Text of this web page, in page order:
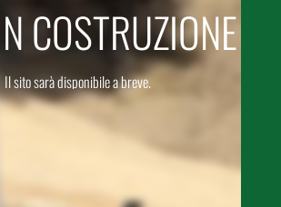
COSTRUZIONE
Il sito sarà disponibile a breve.